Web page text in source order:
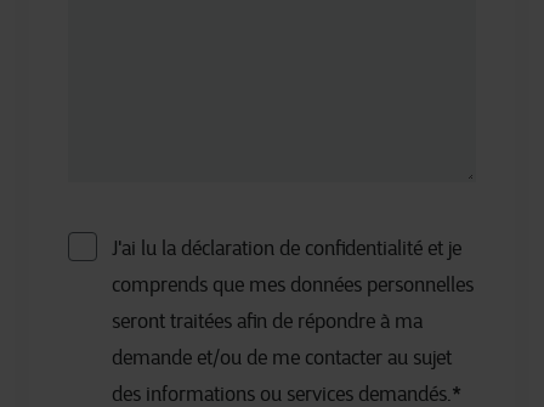
J'ai lu la déclaration de confidentialité et je
comprends que mes données personnelles
seront traitées afin de répondre à ma
demande et/ou de me contacter au sujet
des informations ou services demandés.*